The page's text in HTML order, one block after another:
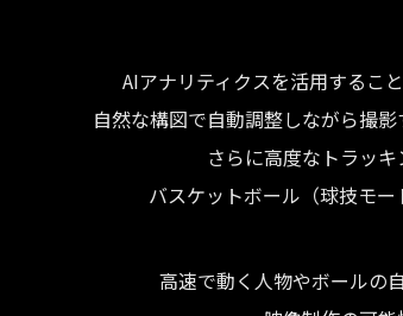
AIアナリティクスを活用するこ
自然な構図で自動調整しながら撮
さらに高度なトラッキ
バスケットボール（球技モー
高速で動く人物やボールの